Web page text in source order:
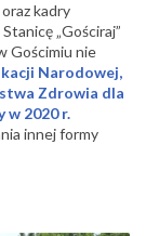
kadry
„Gościraj”
Gościmiu nie
Narodowej,
Zdrowia dla
w 2020 r.
innej formy